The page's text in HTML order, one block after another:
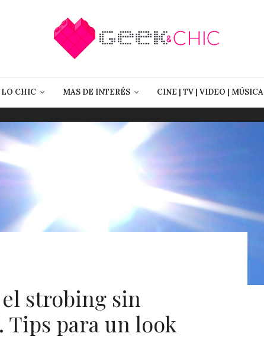
CHIC MAS DE INTERÉS CINE | TV | VIDEO | MÚSICA
strobing sin
para un look